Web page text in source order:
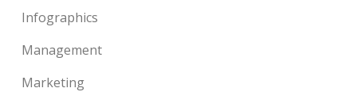
Infographics
Management
Marketing